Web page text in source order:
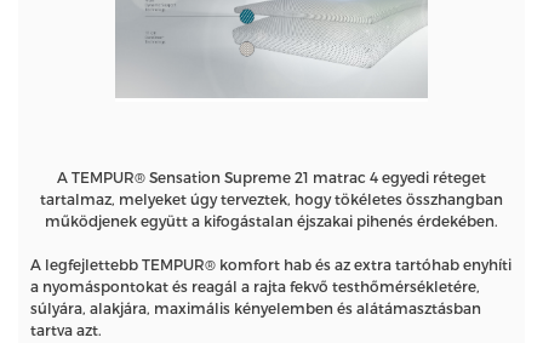
A TEMPUR® Sensation Supreme 21 matrac 4 egyedi réteget
tartalmaz, melyeket úgy terveztek, hogy tökéletes összhangban
működjenek együtt a kifogástalan éjszakai pihenés érdekében.
A legfejlettebb TEMPUR® komfort hab és az extra tartóhab enyhíti
a nyomáspontokat és reagál a rajta fekvő testhőmérsékletére,
súlyára, alakjára, maximális kényelemben és alátámasztásban
tartva azt.